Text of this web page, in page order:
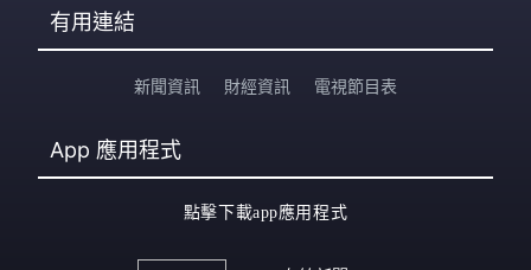
有用連結
新聞資訊 財經資訊 電視節目表
App 應用程式
點擊下載app應用程式